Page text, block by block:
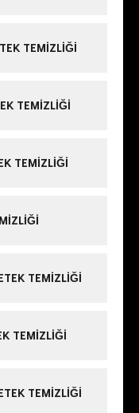
TEMIZLIĞI
TEMIZLIĞI
TEMIZLIĞI
TEMIZLIĞI
TEMIZLIĞI
TEMIZLIĞI